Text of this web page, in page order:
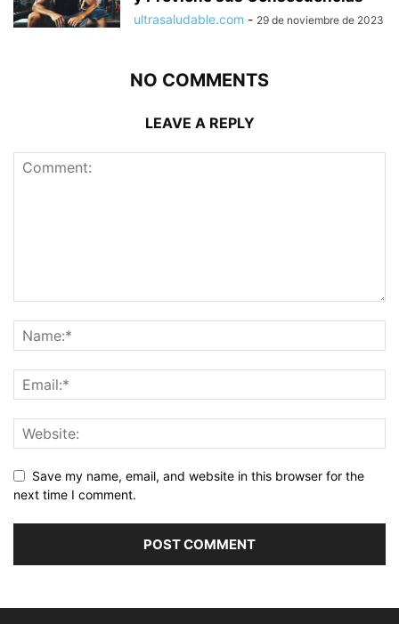
ultrasaludable.com - 29 de noviembre de 2023
NO COMMENTS
LEAVE A REPLY
Save my name, email, and website in this browser for the
next time I comment.